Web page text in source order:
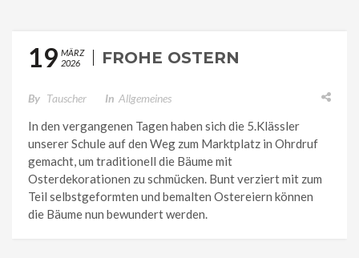
19 MÄRZ
2026
FROHE OSTERN
By Tauscher In Allgemeines
In den vergangenen Tagen haben sich die 5.Klässler
unserer Schule auf den Weg zum Marktplatz in Ohrdruf
gemacht, um traditionell die Bäume mit
Osterdekorationen zu schmücken. Bunt verziert mit zum
Teil selbstgeformten und bemalten Ostereiern können
die Bäume nun bewundert werden.